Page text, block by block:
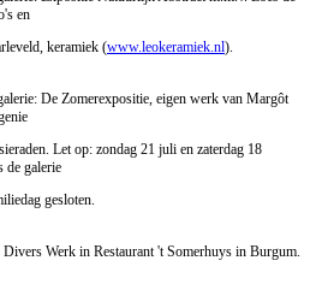
en
keramiek (www.leokeramiek.nl).
De Zomerexpositie, eigen werk van Margôt
Let op: zondag 21 juli en zaterdag 18
de galerie
gesloten.
Werk in Restaurant 't Somerhuys in Burgum.